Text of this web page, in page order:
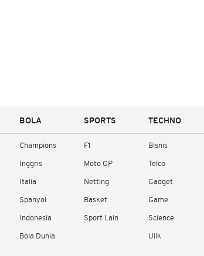
BOLA
Champions
Inggris
Italia
Spanyol
Indonesia
Bola Dunia
SPORTS
F1
Moto GP
Netting
Basket
Sport Lain
TECHNO
Bisnis
Telco
Gadget
Game
Science
Ulik